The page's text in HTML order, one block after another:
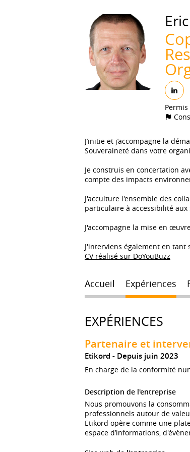
Eric
J’initie et j’accompagne la
Souveraineté dans votre
Je construis en concertation
compte des impacts
J'acculture l'ensemble des
particulaire à accessibilité
J'accompagne la mise en
J'interviens également en
CV réalisé sur DoYouBuzz
Accueil Expériences
EXPÉRIENCES
Partenaire et
Etikord Depuis juin 2023
En charge de la conformité
Description de l'entreprise
Nous promouvons la
professionnels autour de
Etikord opère comme une
espace d’informations,